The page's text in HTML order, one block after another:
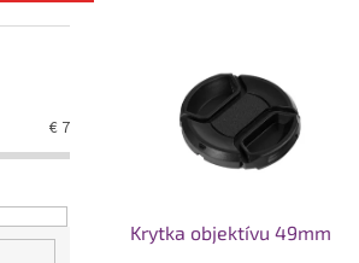
€ 7
Krytka objektívu 49mm